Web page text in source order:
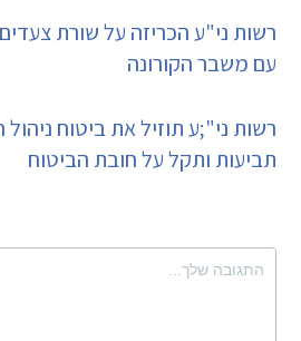
רשות ני"ע הכריזה על שורת
עם משבר הקורונה
רשות ני";ע תוזיל את ביטוח
תביעות ותקל על חובת הביטוח